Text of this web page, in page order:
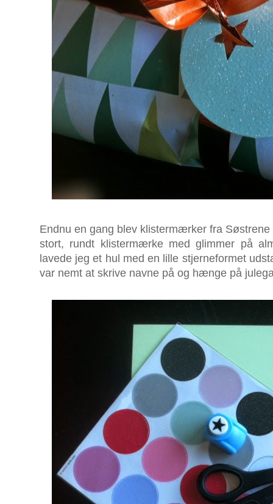
Endnu en gang blev klistermærker fra
stort, rundt klistermærke med glimmer på
lavede jeg et hul med en lille stjerneformet
var nemt at skrive navne på og hænge på